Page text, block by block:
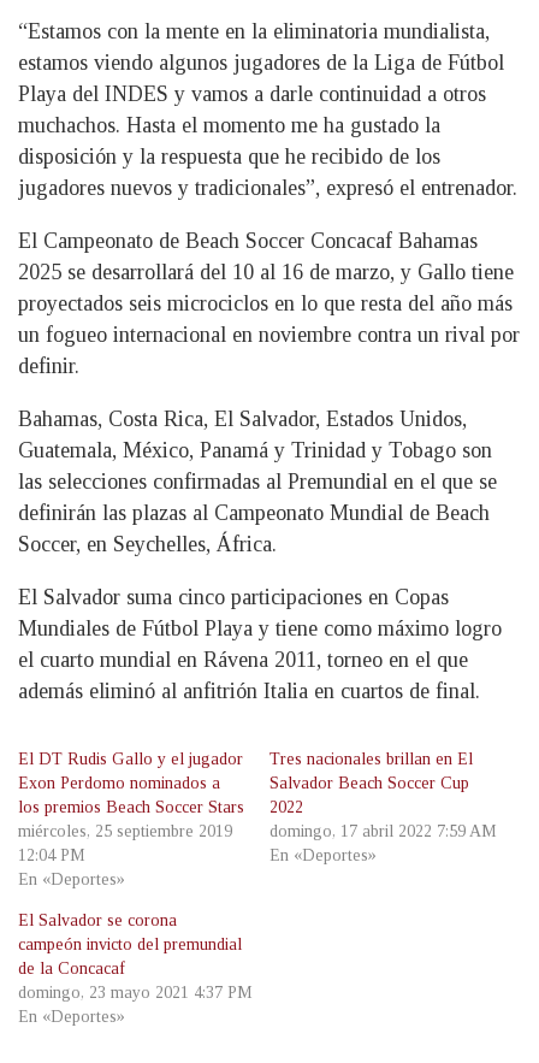
“Estamos con la mente en la eliminatoria mundialista,
estamos viendo algunos jugadores de la Liga de Fútbol
Playa del INDES y vamos a darle continuidad a otros
muchachos. Hasta el momento me ha gustado la
disposición y la respuesta que he recibido de los
jugadores nuevos y tradicionales”, expresó el entrenador.
El Campeonato de Beach Soccer Concacaf Bahamas
2025 se desarrollará del 10 al 16 de marzo, y Gallo tiene
proyectados seis microciclos en lo que resta del año más
un fogueo internacional en noviembre contra un rival por
definir.
Bahamas, Costa Rica, El Salvador, Estados Unidos,
Guatemala, México, Panamá y Trinidad y Tobago son
las selecciones confirmadas al Premundial en el que se
definirán las plazas al Campeonato Mundial de Beach
Soccer, en Seychelles, África.
El Salvador suma cinco participaciones en Copas
Mundiales de Fútbol Playa y tiene como máximo logro
el cuarto mundial en Rávena 2011, torneo en el que
además eliminó al anfitrión Italia en cuartos de final.
El DT Rudis Gallo y el jugador
Exon Perdomo nominados a
los premios Beach Soccer Stars
miércoles, 25 septiembre 2019
12:04 PM
En «Deportes»
Tres nacionales brillan en El
Salvador Beach Soccer Cup
2022
domingo, 17 abril 2022 7:59 AM
En «Deportes»
El Salvador se corona
campeón invicto del premundial
de la Concacaf
domingo, 23 mayo 2021 4:37 PM
En «Deportes»